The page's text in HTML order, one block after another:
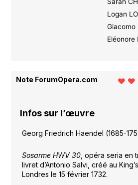
Logan
Giacomo
Eléonore
Note ForumOpera.com
Infos sur l’œuvre
Georg Friedrich Haendel (1685-
Sosarme HWV 30, opéra seria en
livret d’Antonio Salvi, créé au
Londres le 15 février 1732.